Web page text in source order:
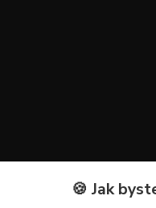
Kontakty🍪 Jak